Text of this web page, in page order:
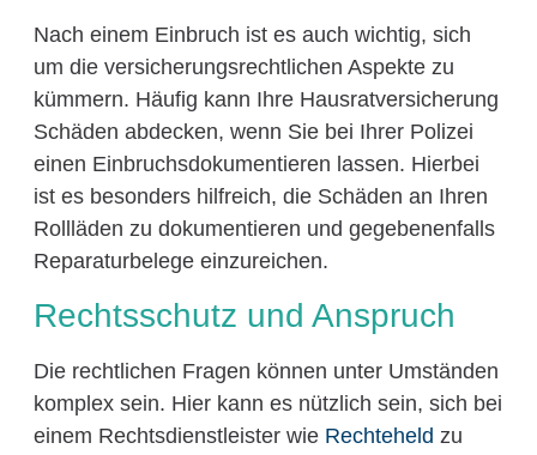
Nach einem Einbruch ist es auch wichtig, sich
um die versicherungsrechtlichen Aspekte zu
kümmern. Häufig kann Ihre Hausratversicherung
Schäden abdecken, wenn Sie bei Ihrer Polizei
einen Einbruchsdokumentieren lassen. Hierbei
ist es besonders hilfreich, die Schäden an Ihren
Rollläden zu dokumentieren und gegebenenfalls
Reparaturbelege einzureichen.
Rechtsschutz und Anspruch
Die rechtlichen Fragen können unter Umständen
komplex sein. Hier kann es nützlich sein, sich bei
einem Rechtsdienstleister wie Rechteheld zu